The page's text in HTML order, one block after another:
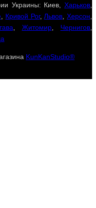
Украины: Киев, Харьков
Кривой Рог,Львов ,Херсон
Житомир, Чернигов
KunKanStudio®